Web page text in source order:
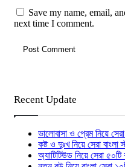
Save my name, email,
next time I comment.
Recent Update
ভালোবাসা ও প্রেম নিয়ে
কষ্ট ও দুঃখ নিয়ে সেরা বাংলা
অ্যাটিটিউড নিয়ে সেরা